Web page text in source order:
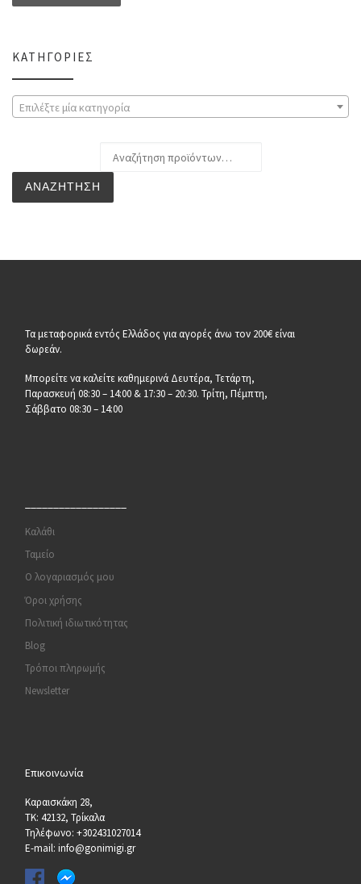
ΚΑΤΗΓΟΡΊΕΣ
Επιλέξτε μία κατηγορία
ΑΝΑΖΉΤΗΣΗ
Τα μεταφορικά εντός Ελλάδος για αγορές άνω τον 200€ είναι
δωρεάν.
Μπορείτε να καλείτε καθημερινά Δευτέρα, Τετάρτη,
Παρασκευή 08:30 – 14:00 & 17:30 – 20:30. Τρίτη, Πέμπτη,
Σάββατο 08:30 – 14:00
Καλάθι
Ταμείο
Ο λογαριασμός μου
Όροι χρήσης
Πολιτική ιδιωτικότητας
Blog
Τρόποι πληρωμής
Newsletter
Επικοινωνία
Καραισκάκη 28,
ΤΚ: 42132, Τρίκαλα
Τηλέφωνο: +302431027014
E-mail: info@gonimigi.gr